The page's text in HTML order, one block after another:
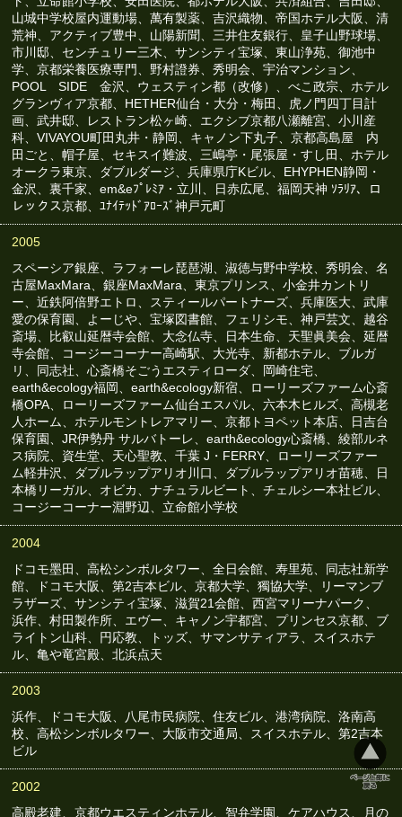
山城中学校屋内運動場、萬有製薬、吉沢織物、帝国ホテル大阪、清
荒神、アクティブ豊中、山陽新聞、三井住友銀行、皇子山野球場、
市川邸、センチュリー三木、サンシティ宝塚、東山浄苑、御池中
学、京都栄養医療専門、野村證券、秀明会、宇治マンション、
POOL SIDE 金沢、ウェスティン都（改修）、べこ政宗、ホテル
グランヴィア京都、HETHER仙台・大分・梅田、虎ノ門四丁目計
画、武井邸、レストラン松ヶ崎、エクシブ京都八瀬離宮、小川産
科、VIVAYOU町田丸井・静岡、キャノン下丸子、京都高島屋 内
田ごと、帽子屋、セキスイ難波、三嶋亭・尾張屋・すし田、ホテル
オークラ東京、ダブルダージ、兵庫県庁Kビル、EHYPHEN静岡・
金沢、裏千家、em&eﾌﾟﾚﾐｱ・立川、日赤広尾、福岡天神 ｿﾗﾘｱ、ロ
レックス京都、ﾕﾅｲﾃｯﾄﾞｱﾛｰｽﾞ神戸元町
2005
スペーシア銀座、ラフォーレ琵琶湖、淑徳与野中学校、秀明会、名
古屋MaxMara、銀座MaxMara、東京プリンス、小金井カントリ
ー、近鉄阿倍野エトロ、スティールパートナーズ、兵庫医大、武庫
愛の保育園、よーじや、宝塚図書館、フェリシモ、神戸芸文、越谷
斎場、比叡山延暦寺会館、大念仏寺、日本生命、天聖眞美会、延暦
寺会館、コージーコーナー高崎駅、大光寺、新都ホテル、ブルガ
リ、同志社、心斎橋そごうエスティローダ、岡崎住宅、
earth&ecology福岡、earth&ecology新宿、ローリーズファーム心斎
橋OPA、ローリーズファーム仙台エスパル、六本木ヒルズ、高槻老
人ホーム、ホテルモントレアマリー、京都トヨペット本店、日吉台
保育園、JR伊勢丹 サルバトーレ、earth&ecology心斎橋、綾部ルネ
ス病院、資生堂、天心聖教、千葉 J・FERRY、ローリーズファー
ム軽井沢、ダブルラップアリオ川口、ダブルラップアリオ苗穂、日
本橋リーガル、オビカ、ナチュラルビート、チェルシー本社ビル、
コージーコーナー淵野辺、立命館小学校
2004
ドコモ墨田、高松シンボルタワー、全日会館、寿里苑、同志社新学
館、ドコモ大阪、第2吉本ビル、京都大学、獨協大学、リーマンブ
ラザーズ、サンシティ宝塚、滋賀21会館、西宮マリーナパーク、
浜作、村田製作所、エヴー、キャノン宇都宮、プリンセス京都、ブ
ライトン山科、円応教、トッズ、サマンサティアラ、スイスホテ
ル、亀や竜宮殿、北浜点天
2003
浜作、ドコモ大阪、八尾市民病院、住友ビル、港湾病院、洛南高
校、高松シンボルタワー、大阪市交通局、スイスホテル、第2吉本
ビル
2002
高殿老建、京都ウエスティンホテル、智弁学園、ケアハウス、月の